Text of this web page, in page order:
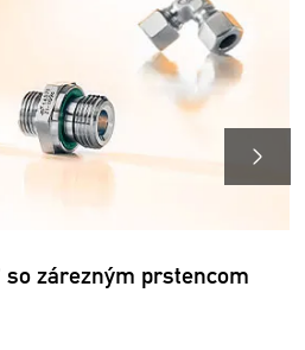
so zárezným prstencom